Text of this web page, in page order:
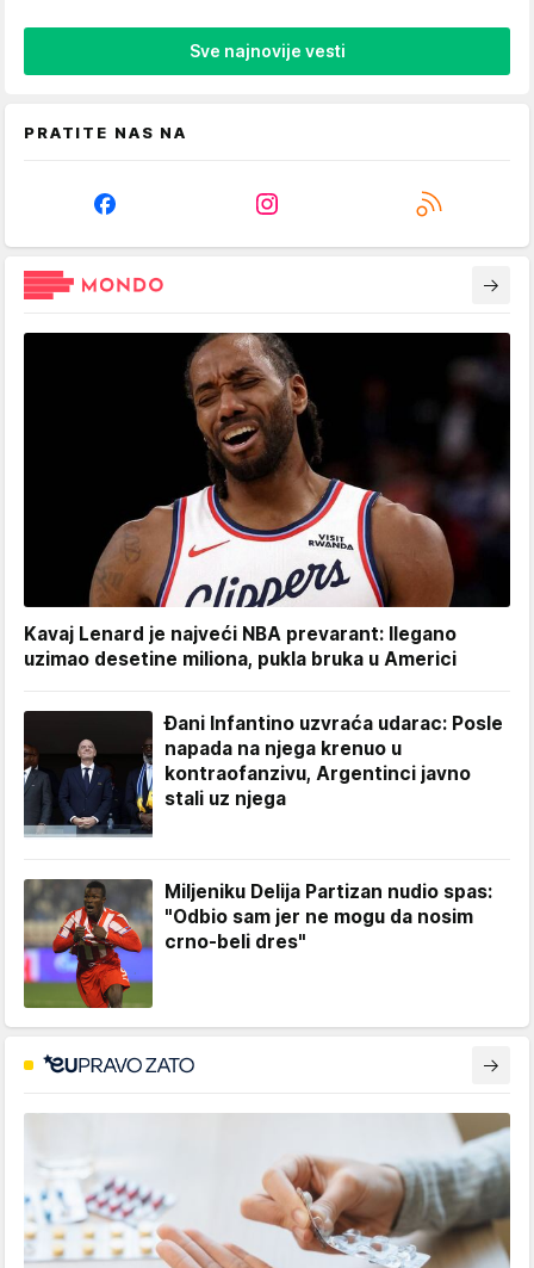
Sve najnovije vesti
PRATITE NAS NA
Kavaj Lenard je najveći NBA prevarant: Ilegano
uzimao desetine miliona, pukla bruka u Americi
Đani Infantino uzvraća udarac: Posle
napada na njega krenuo u
kontraofanzivu, Argentinci javno
stali uz njega
Miljeniku Delija Partizan nudio spas:
"Odbio sam jer ne mogu da nosim
crno-beli dres"